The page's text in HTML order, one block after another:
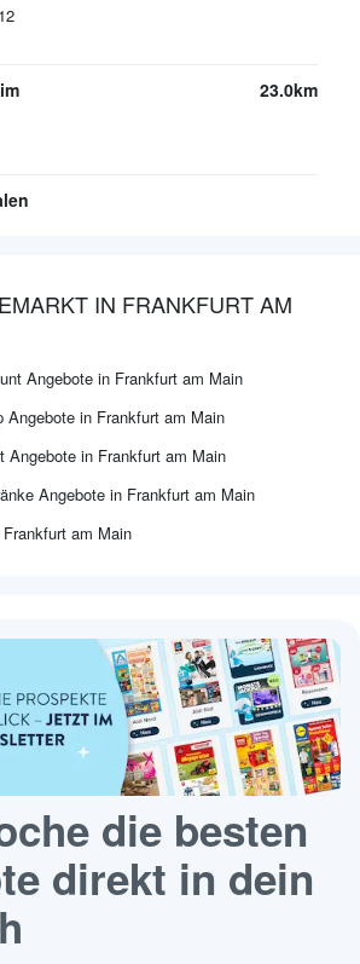
23.0km
IN FRANKFURT AM
Angebote in Frankfurt am Main
Angebote in Frankfurt am Main
Angebote in Frankfurt am Main
Angebote in Frankfurt am Main
am Main
die besten
direkt in dein